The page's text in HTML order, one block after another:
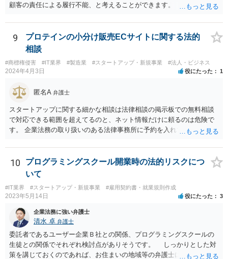
顧客の責任による履行不能、と考えることができます。 トラブルにな
などで 簡単にでもまとめておくこと、顧客とのやり取りのログを証拠
として保存しておくこともお勧めいたします。
9
プロテインの小分け販売ECサイトに関する法的
相談
#商標権侵害 #IT業界 #製造業 #スタートアップ・新規事業 #法人・ビジネス
2024年4月3日 役にたった 1
匿名A 弁護士
スタートアップに関する細かな相談は法律相談の掲示板での無料相談
で対応できる範囲を超えてるのと、ネット情報だけに頼るのは危険で
す。 企業法務の取り扱いのある法律事務所に予約を入れて、リーガル
す。
10
プログラミングスクール開業時の法的リスクにつ
いて
#IT業界 #スタートアップ・新規事業 #雇用契約書・就業規則作成
2023年5月14日 役にたった 3
企業法務に強い弁護士
清水 卓 弁護士
委託者であるユーザー企業Ｂ社との関係、プログラミングスクールの
生徒との関係でそれぞれ検討点がありそうです。 しっかりとした対
策を講じておくのであれば、お住まいの地域等の弁護士に直接相談の